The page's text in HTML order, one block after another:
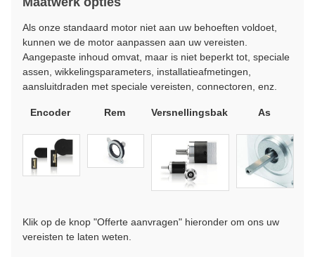
Als onze standaard motor niet aan uw behoeften voldoet,
kunnen we de motor aanpassen aan uw vereisten.
Aangepaste inhoud omvat, maar is niet beperkt tot, speciale
assen, wikkelingsparameters, installatieafmetingen,
aansluitdraden met speciale vereisten, connectoren, enz.
Encoder Rem Versnellingsbak As
Klik op de knop "Offerte aanvragen" hieronder om ons uw
vereisten te laten weten.